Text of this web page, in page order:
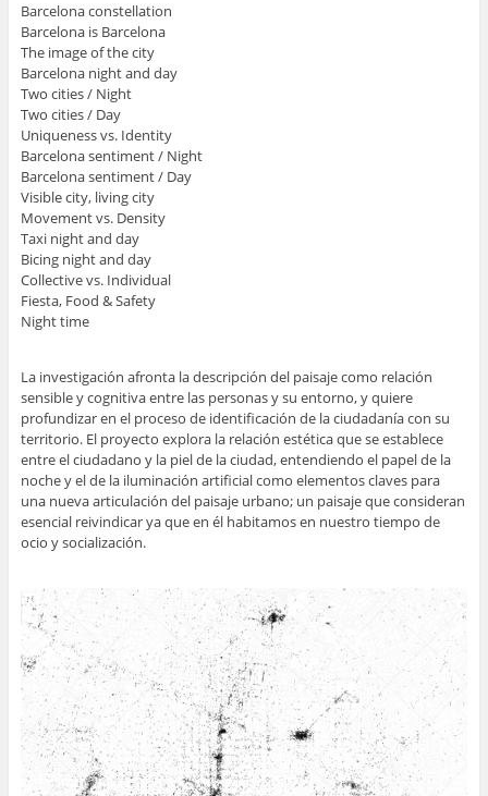
Barcelona constellation
Barcelona is Barcelona
The image of the city
Barcelona night and day
Two cities / Night
Two cities / Day
Uniqueness vs. Identity
Barcelona sentiment / Night
Barcelona sentiment / Day
Visible city, living city
Movement vs. Density
Taxi night and day
Bicing night and day
Collective vs. Individual
Fiesta, Food & Safety
Night time
La investigación afronta la descripción del paisaje como relación
sensible y cognitiva entre las personas y su entorno, y quiere
profundizar en el proceso de identificación de la ciudadanía con su
territorio. El proyecto explora la relación estética que se establece
entre el ciudadano y la piel de la ciudad, entendiendo el papel de la
noche y el de la iluminación artificial como elementos claves para
una nueva articulación del paisaje urbano; un paisaje que consideran
esencial reivindicar ya que en él habitamos en nuestro tiempo de
ocio y socialización.